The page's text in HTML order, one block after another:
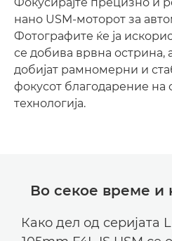
нано USM-моторот за
Фотографите ќе ја
се добива врвна острина,
добијат рамномерни и
фокусот благодарение на
технологија.
Во секое време и
Како дел од серијата